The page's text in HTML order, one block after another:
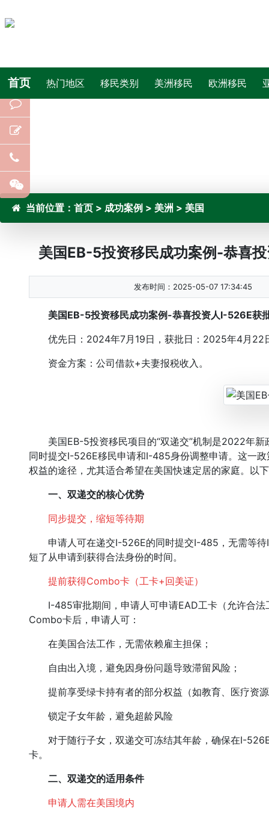
首页 热门地区 移民类别 美洲移民 欧洲移民
当前位置： 首页 > 成功案例 > 美洲 > 美国
美国EB-5投资移民成功案例-恭喜
发布时间：2025-05-07 17:34:45
美国EB-5投资移民成功案例-恭喜投资人I-526E获
优先日：2024年7月19日，获批日：2025年4月22
资金方案：公司借款+夫妻报税收入。
美国EB-5投资移民项目的“双递交”机制是2022年新
同时提交I-526E移民申请和I-485身份调整申请。这一
权益的途径，尤其适合希望在美国快速定居的家庭。以
一、双递交的核心优势
同步提交，缩短等待期
申请人可在递交I-526E的同时提交I-485，无需等待
短了从申请到获得合法身份的时间。
提前获得Combo卡（工卡+回美证）
I-485审批期间，申请人可申请EAD工卡（允许合法
Combo卡后，申请人可：
在美国合法工作，无需依赖雇主担保；
自由出入境，避免因身份问题导致滞留风险；
提前享受绿卡持有者的部分权益（如教育、医疗资
锁定子女年龄，避免超龄风险
对于随行子女，双递交可冻结其年龄，确保在I-
卡。
二、双递交的适用条件
申请人需在美国境内